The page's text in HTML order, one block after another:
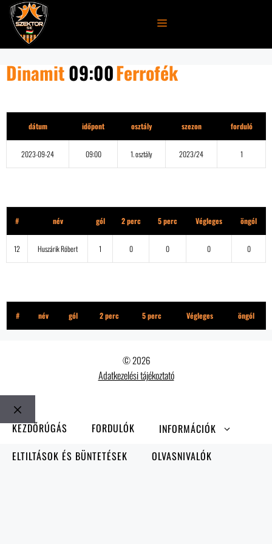
Kilépés
tartalomba
MENÜ
Dinamit09:00Ferrofék
dátum időpont osztály szezon forduló
2023-09-24 09:00 1. osztály 2023/24 1
# név gól 2 perc 5 perc Végleges öngól
12 Huszárik Róbert 1 0 0 0 0
# név gól 2 perc 5 perc Végleges öngól
© 2026
Adatkezelési tájékoztató
Bezár
KEZDŐRÚGÁS FORDULÓK
INFORMÁCIÓK
ELTILTÁSOK ÉS BÜNTETÉSEK
OLVASNIVALÓK